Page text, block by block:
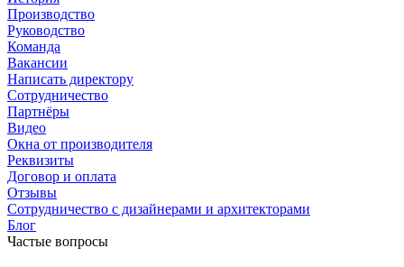
Производство
Руководство
Команда
Вакансии
Написать директору
Сотрудничество
Партнёры
Видео
Окна от производителя
Реквизиты
Договор и оплата
Отзывы
Сотрудничество с дизайнерами и архитекторами
Блог
Частые вопросы